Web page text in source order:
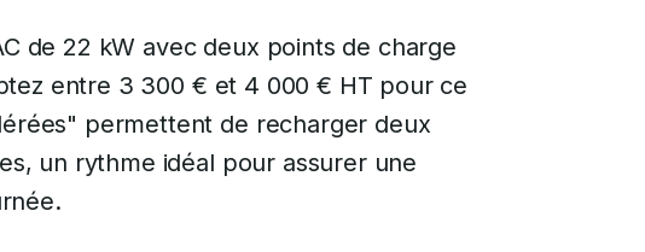
de 22 kW avec deux points de charge
entre 3 300 € et 4 000 € HT pour ce
permettent de recharger deux
un rythme idéal pour assurer une